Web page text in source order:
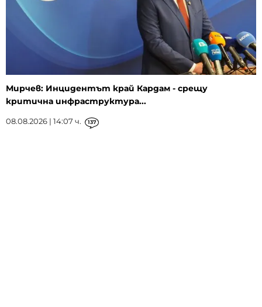
Мирчев: Инцидентът край Кардам - срещу
критична инфраструктура...
08.08.2026 | 14:07 ч. 137